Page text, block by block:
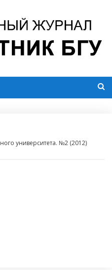
университета. №2 (2012)